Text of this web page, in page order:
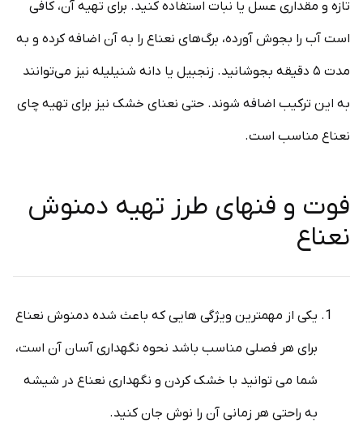
تازه و مقداری عسل یا نبات استفاده کنید. برای تهیه آن، کافی
است آب را بجوش آورده، برگ‌های نعناع را به آن اضافه کرده و به
مدت ۵ دقیقه بجوشانید. زنجبیل یا دانه شنیلیله نیز می‌توانند
به این ترکیب اضافه شوند. حتی نعنای خشک نیز برای تهیه چای
نعناع مناسب است.
فوت و فنهای طرز تهیه دمنوش
نعناع
یکی از مهمترین ویژگی هایی که باعث شده دمنوش نعناع
برای هر فصلی مناسب باشد نحوه نگهداری آسان آن است،
شما می توانید با خشک کردن و نگهداری نعناع در شیشه
به راحتی هر زمانی آن را نوش جان کنید.